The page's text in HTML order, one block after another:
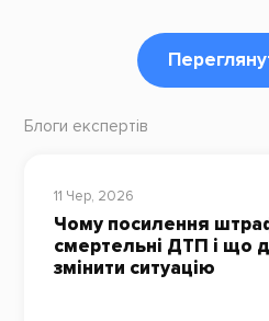
Блоги експертів
11 Чер, 2026
Чому посилення
смертельні ДТП і що
змінити ситуацію